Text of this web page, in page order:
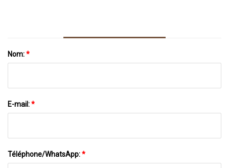
Nom:*
E-mail:*
Téléphone/WhatsApp:*